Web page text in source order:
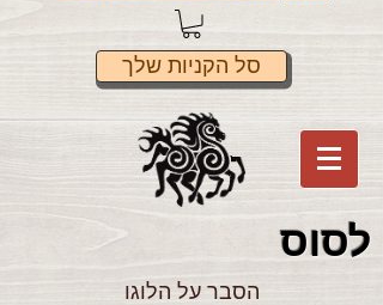
סל הקניות שלך
לסוס
הסבר על הלוגו